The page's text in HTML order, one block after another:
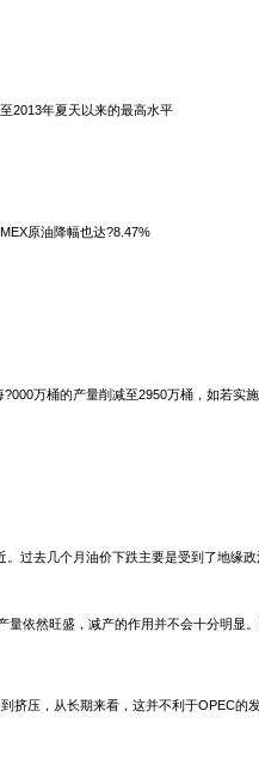
2013年夏天以来的最高水平
原油降幅也达?8.47%
万桶的产量削减至2950万桶，如若实
过去几个月油价下跌主要是受到了地缘
依然旺盛，减产的作用并不会十分明显
挤压，从长期来看，这并不利于OPEC的